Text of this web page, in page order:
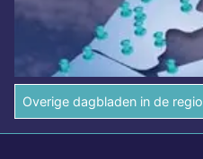
Overige dagbladen in de regio